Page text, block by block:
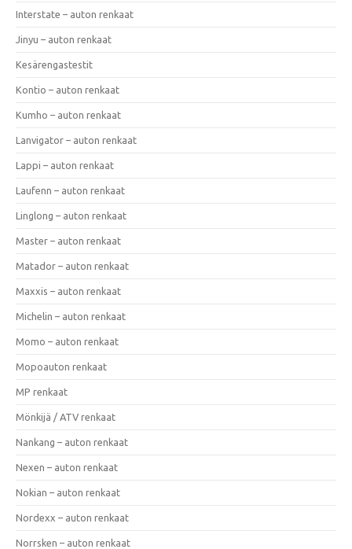
Interstate – auton renkaat
Jinyu – auton renkaat
Kesärengastestit
Kontio – auton renkaat
Kumho – auton renkaat
Lanvigator – auton renkaat
Lappi – auton renkaat
Laufenn – auton renkaat
Linglong – auton renkaat
Master – auton renkaat
Matador – auton renkaat
Maxxis – auton renkaat
Michelin – auton renkaat
Momo – auton renkaat
Mopoauton renkaat
MP renkaat
Mönkijä / ATV renkaat
Nankang – auton renkaat
Nexen – auton renkaat
Nokian – auton renkaat
Nordexx – auton renkaat
Norrsken – auton renkaat